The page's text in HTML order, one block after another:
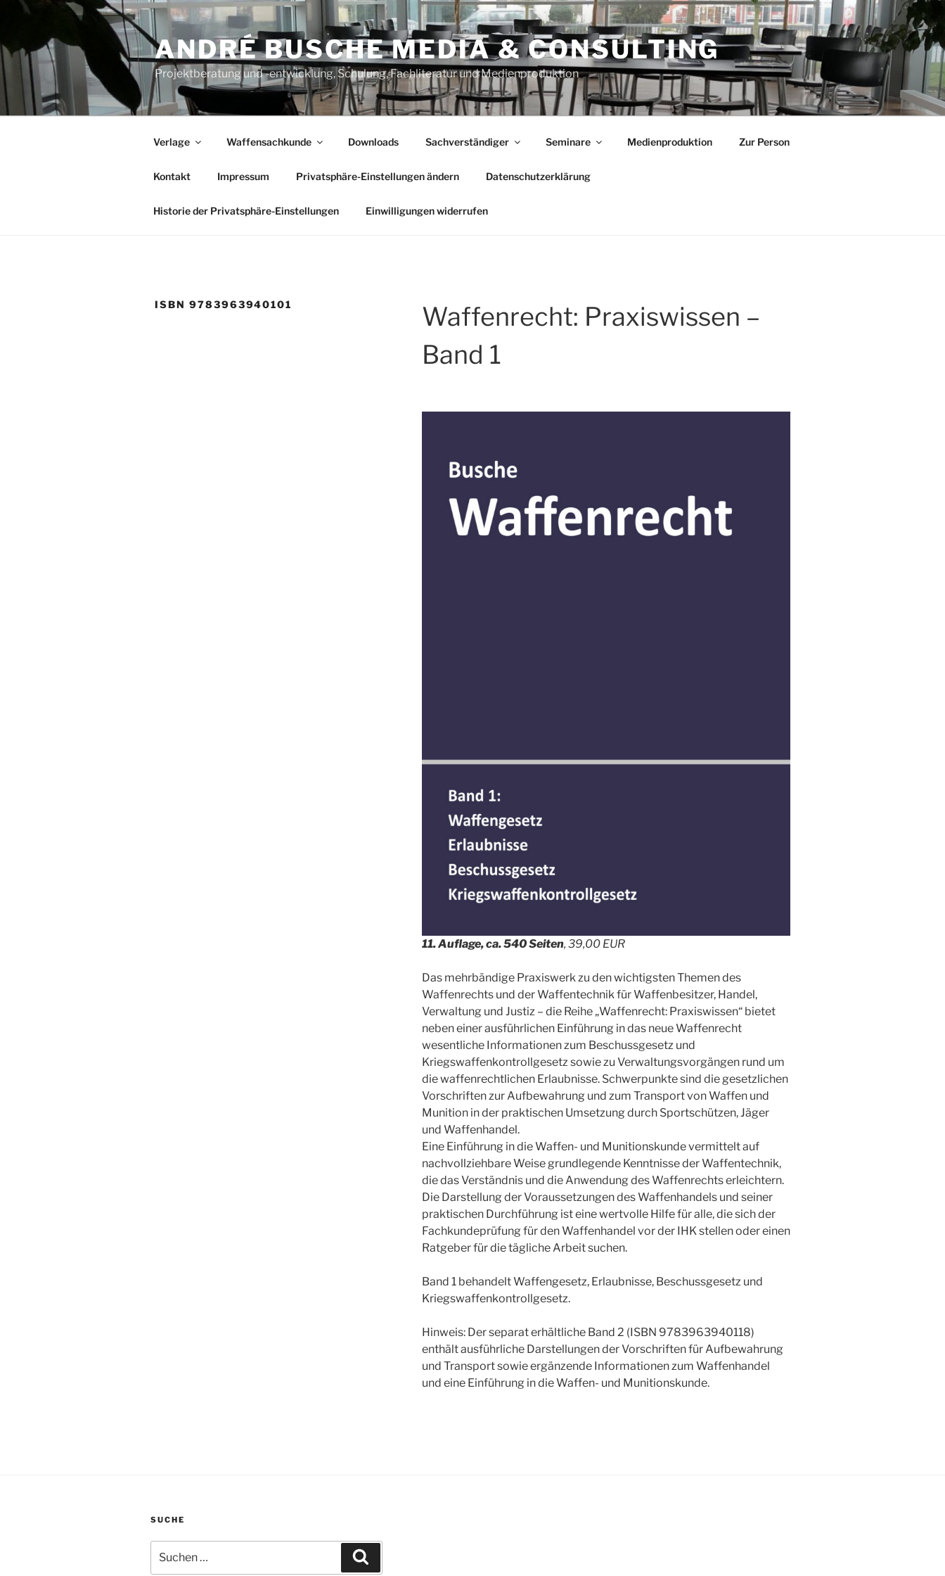
Zum
springen
ANDRÉ BUSCHE MEDIA & CONSULTING
Projektberatung und -entwicklung, Schulung, Fachliteratur und Medienproduktion
Verlage Waffensachkunde Downloads Sachverständiger Seminare Medienproduktion Zur Person
Kontakt Impressum Privatsphäre-Einstellungen ändern Datenschutzerklärung
Historie der Privatsphäre-Einstellungen Einwilligungen widerrufen
ISBN 9783963940101
Waffenrecht: Praxiswissen –
Band 1
11. Auflage, ca. 540 Seiten, 39,00 EUR
Das mehrbändige Praxiswerk zu den wichtigsten Themen des
Waffenrechts und der Waffentechnik für Waffenbesitzer, Handel,
Verwaltung und Justiz – die Reihe „Waffenrecht: Praxiswissen“ bietet
neben einer ausführlichen Einführung in das neue Waffenrecht
wesentliche Informationen zum Beschussgesetz und
Kriegswaffenkontrollgesetz sowie zu Verwaltungsvorgängen rund um
die waffenrechtlichen Erlaubnisse. Schwerpunkte sind die gesetzlichen
Vorschriften zur Aufbewahrung und zum Transport von Waffen und
Munition in der praktischen Umsetzung durch Sportschützen, Jäger
und Waffenhandel.
Eine Einführung in die Waffen- und Munitionskunde vermittelt auf
nachvollziehbare Weise grundlegende Kenntnisse der Waffentechnik,
die das Verständnis und die Anwendung des Waffenrechts erleichtern.
Die Darstellung der Voraussetzungen des Waffenhandels und seiner
praktischen Durchführung ist eine wertvolle Hilfe für alle, die sich der
Fachkundeprüfung für den Waffenhandel vor der IHK stellen oder einen
Ratgeber für die tägliche Arbeit suchen.
Band 1 behandelt Waffengesetz, Erlaubnisse, Beschussgesetz und
Kriegswaffenkontrollgesetz.
Hinweis: Der separat erhältliche Band 2 (ISBN 9783963940118)
enthält ausführliche Darstellungen der Vorschriften für Aufbewahrung
und Transport sowie ergänzende Informationen zum Waffenhandel
und eine Einführung in die Waffen- und Munitionskunde.
SUCHE
nach: